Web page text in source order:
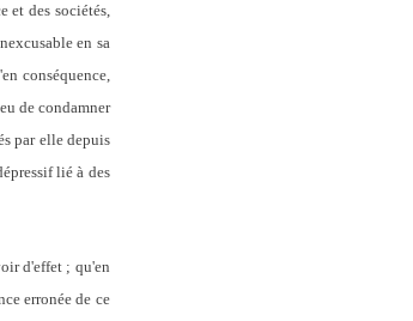
et des sociétés,
en sa
conséquence,
de condamner
par elle depuis
lié à des
d'effet ; qu'en
erronée de ce